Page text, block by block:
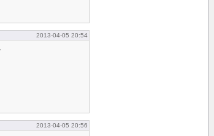
2013-04-05 20:54
2013-04-05 20:56